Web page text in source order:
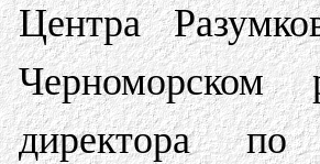
Центра
Черноморском
директора по